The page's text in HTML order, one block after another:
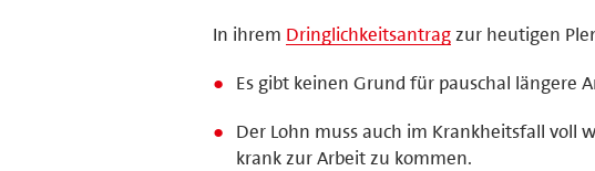
In ihrem Dringlichkeitsantragzur heutigen
Es gibt keinen Grund für pauschal längere
Der Lohn muss auch im Krankheitsfall voll
krank zur Arbeit zu kommen.